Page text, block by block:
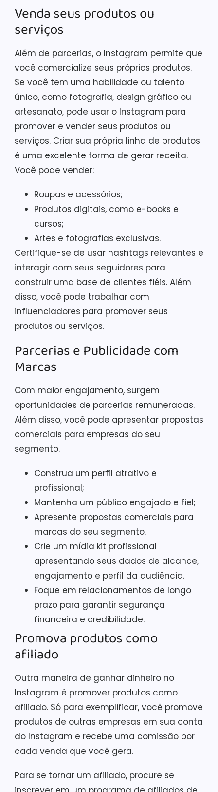
Venda seus produtos ou
serviços
Além de parcerias, o Instagram permite que
você comercialize seus próprios produtos.
Se você tem uma habilidade ou talento
único, como fotografia, design gráfico ou
artesanato, pode usar o Instagram para
promover e vender seus produtos ou
serviços. Criar sua própria linha de produtos
é uma excelente forma de gerar receita.
Você pode vender:
Roupas e acessórios;
Produtos digitais, como e-books e
cursos;
Artes e fotografias exclusivas.
Certifique-se de usar hashtags relevantes e
interagir com seus seguidores para
construir uma base de clientes fiéis. Além
disso, você pode trabalhar com
influenciadores para promover seus
produtos ou serviços.
Parcerias e Publicidade com
Marcas
Com maior engajamento, surgem
oportunidades de parcerias remuneradas.
Além disso, você pode apresentar propostas
comerciais para empresas do seu
segmento.
Construa um perfil atrativo e
profissional;
Mantenha um público engajado e fiel;
Apresente propostas comerciais para
marcas do seu segmento.
Crie um mídia kit profissional
apresentando seus dados de alcance,
engajamento e perfil da audiência.
Foque em relacionamentos de longo
prazo para garantir segurança
financeira e credibilidade.
Promova produtos como
afiliado
Outra maneira de ganhar dinheiro no
Instagram é promover produtos como
afiliado. Só para exemplificar, você promove
produtos de outras empresas em sua conta
do Instagram e recebe uma comissão por
cada venda que você gera.
Para se tornar um afiliado, procure se